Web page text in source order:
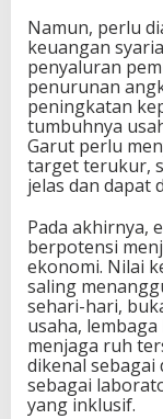
Namun, perlu
keuangan
penyaluran
penurunan
peningkatan
tumbuhnya
Garut perlu
target terukur,
jelas dan dapat
Pada akhirnya,
berpotensi
ekonomi. Nilai
saling
sehari-hari,
usaha,
menjaga ruh
dikenal sebagai
sebagai
yang inklusif.